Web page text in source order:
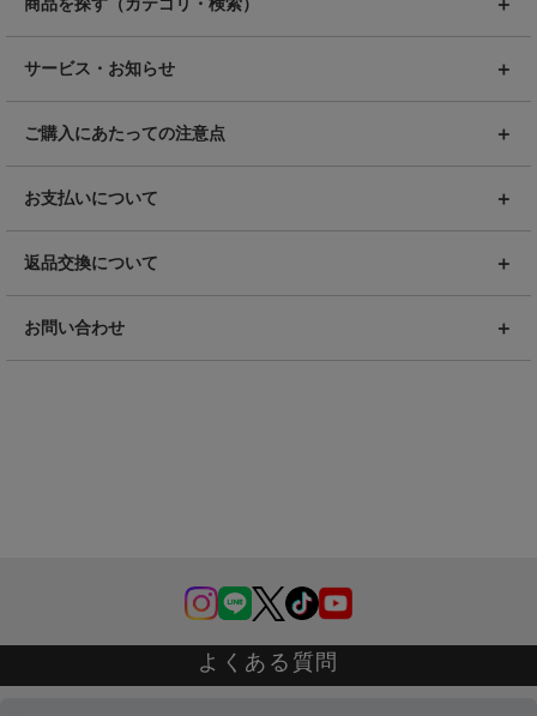
サービス・お知らせ
ご購入にあたっての注意点
お支払いについて
返品交換について
お問い合わせ
よくある質問